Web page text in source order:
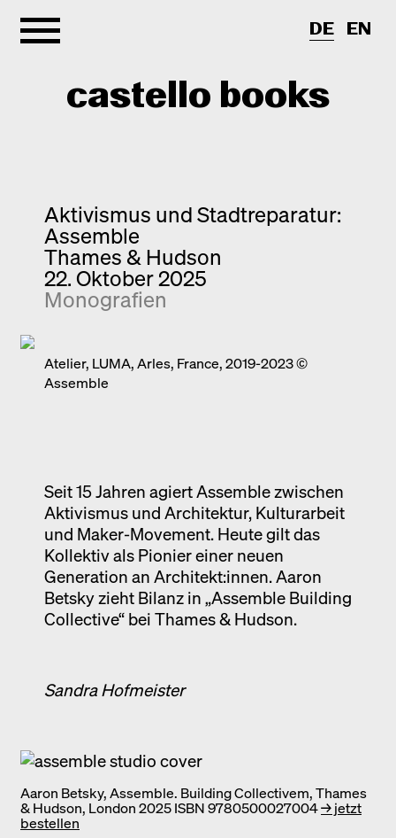
castello books
Kategorien
Interview
Kurznotizen
Neuerscheinungen
Entdeckungen
Termine
Info
Newsletter
DE EN
Aktivismus und Stadtreparatur:
Assemble
Thames & Hudson
22. Oktober 2025
Monografien
Atelier, LUMA, Arles, France, 2019-2023 ©
Assemble
Seit 15 Jahren agiert Assemble zwischen
Aktivismus und Architektur, Kulturarbeit
und Maker-Movement. Heute gilt das
Kollektiv als Pionier einer neuen
Generation an Architekt:innen. Aaron
Betsky zieht Bilanz in „Assemble Building
Collective“ bei Thames & Hudson.
Sandra Hofmeister
Aaron Betsky, Assemble. Building Collectivem, Thames
& Hudson, London 2025 ISBN 9780500027004→ jetzt
bestellen